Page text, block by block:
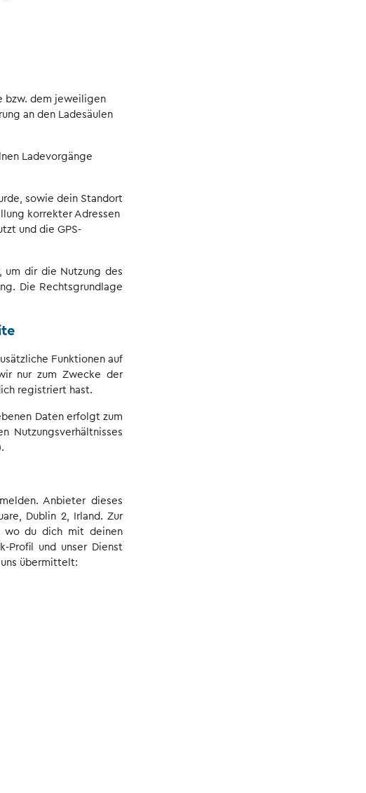
bzw. dem jeweiligen
an den Ladesäulen
Ladevorgänge
sowie dein Standort
korrekter Adressen
und die GPS-
um dir die Nutzung des
Die Rechtsgrundlage
Funktionen auf
nur zum Zwecke der
registriert hast.
Daten erfolgt zum
Nutzungsverhältnisses
Anbieter dieses
Dublin 2, Irland. Zur
wo du dich mit deinen
Profil und unser Dienst
übermittelt: